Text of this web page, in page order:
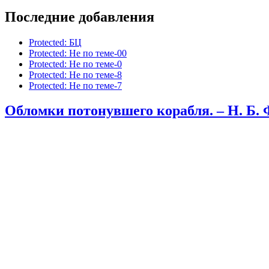
Последние добавления
Protected: БЦ
Protected: Не по теме-00
Protected: Не по теме-0
Protected: Не по теме-8
Protected: Не по теме-7
Обломки потонувшего корабля. – Н. Б.